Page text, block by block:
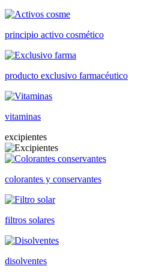
principio activo cosmético
producto exclusivo farmacéutico
vitaminas
excipientes
colorantes y conservantes
filtros solares
disolventes